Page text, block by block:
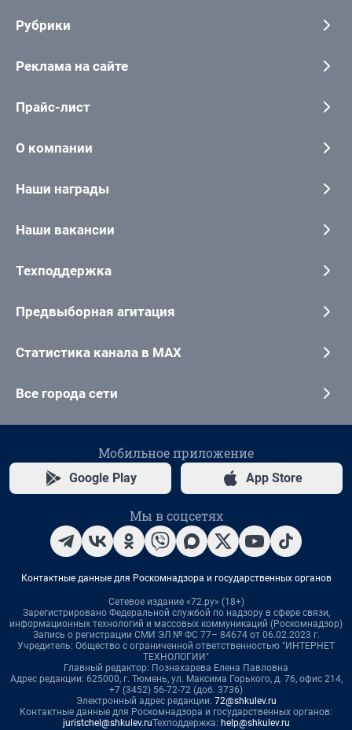
Рубрики
Реклама на сайте
Прайс-лист
О компании
Наши награды
Наши вакансии
Техподдержка
Предвыборная агитация
Статистика канала в MAX
Все города сети
Мобильное приложение
Google Play App Store
Мы в соцсетях
Контактные данные для Роскомнадзора и государственных органов
Сетевое издание «72.ру» (18+)
Зарегистрировано Федеральной службой по надзору в сфере связи,
информационных технологий и массовых коммуникаций (Роскомнадзор)
Запись о регистрации СМИ ЭЛ № ФС 77– 84674 от 06.02.2023 г.
Учредитель: Общество с ограниченной ответственностью "ИНТЕРНЕТ
ТЕХНОЛОГИИ"
Главный редактор: Познахарева Елена Павловна
Адрес редакции: 625000, г. Тюмень, ул. Максима Горького, д. 76, офис 214,
+7 (3452) 56-72-72 (доб. 3736)
Электронный адрес редакции: 72@shkulev.ru
Контактные данные для Роскомнадзора и государственных органов:
juristchel@shkulev.ruТехподдержка: help@shkulev.ru